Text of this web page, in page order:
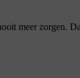
meer zorgen.